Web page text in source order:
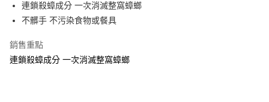
Apple Pay
悠遊付
連鎖殺蟑成分 一次消滅整窩蟑螂
不髒手 不污染食物或餐具
銷售重點
連鎖殺蟑成分 一次消滅整窩蟑螂